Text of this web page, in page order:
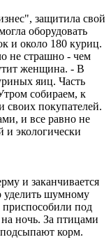
защитила свой
оборудовать
и около 180 куриц.
не страшно - чем
женщина. - В
яиц. Часть
собираем, к
своих покупателей.
и все равно не
и экологически
и заканчивается
уделить шумному
приспособили под
ночь. За птицами
корм.